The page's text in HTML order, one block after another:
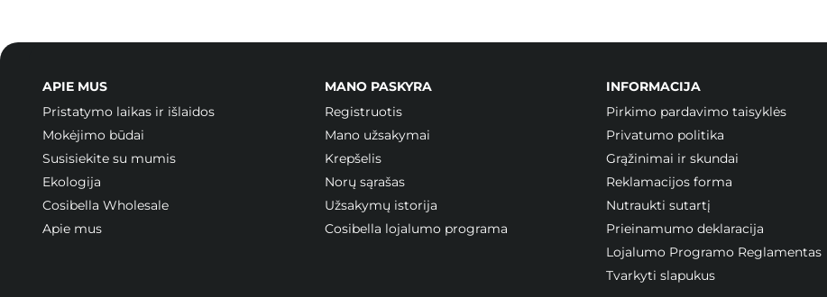
APIE MUS
Pristatymo laikas ir išlaidos
Mokėjimo būdai
Susisiekite su mumis
Ekologija
Cosibella Wholesale
Apie mus
MANO PASKYRA
Registruotis
Mano užsakymai
Krepšelis
Norų sąrašas
Užsakymų istorija
Cosibella lojalumo programa
INFORMACIJA
Pirkimo pardavimo taisyklės
Privatumo politika
Grąžinimai ir skundai
Reklamacijos forma
Nutraukti sutartį
Prieinamumo deklaracija
Lojalumo Programo Reglamentas
Tvarkyti slapukus